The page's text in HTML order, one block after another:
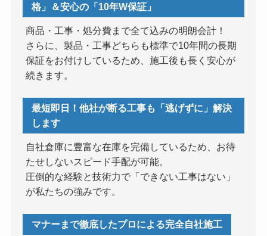
格」＆安心の「10年W保証」
商品・工事・処分費まで全て込みの明朗会計！
さらに、製品・工事どちらも標準で10年間の長期
保証をお付けしているため、施工後も長く安心が
続きます。
最短即日！他社が断る工事も「逃げずに」解決
します
自社倉庫に豊富な在庫を完備しているため、お待
たせしないスピード手配が可能。
圧倒的な経験と技術力で「できない工事はない」
が私たちの強みです。
マナーまで徹底したプロによる完全自社施工